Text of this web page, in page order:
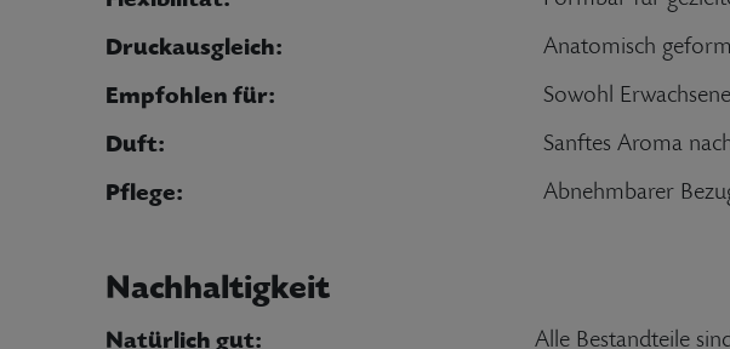
Druckausgleich: Anatomisch
Empfohlen für: Sowohl
Duft: Sanftes Aroma
Pflege: Abnehmbarer
Nachhaltigkeit
Natürlich gut: Alle Bestandteile